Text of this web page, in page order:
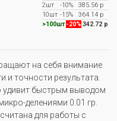
2шт
-10%
385.56 р
10шт -15%
364.14 р
>100шт -20% 342.72 р
на себя внимание
и точности результата.
удивит быстрым выводом
делениями 0.01 гр.
для работы с